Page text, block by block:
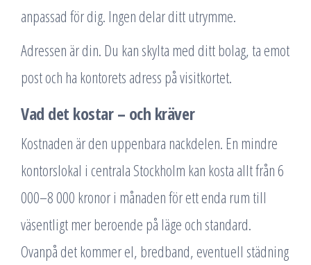
anpassad för dig. Ingen delar ditt utrymme.
Adressen är din. Du kan skylta med ditt bolag, ta emot
post och ha kontorets adress på visitkortet.
Vad det kostar – och kräver
Kostnaden är den uppenbara nackdelen. En mindre
kontorslokal i centrala Stockholm kan kosta allt från 6
000–8 000 kronor i månaden för ett enda rum till
väsentligt mer beroende på läge och standard.
Ovanpå det kommer el, bredband, eventuell städning